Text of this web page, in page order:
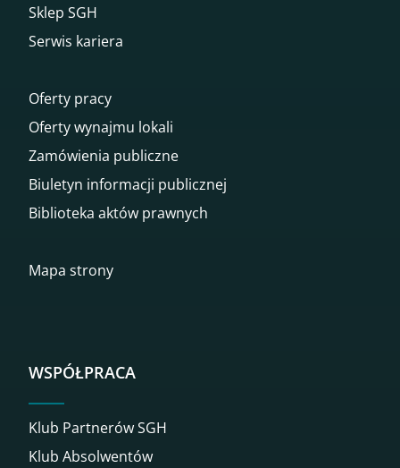
Sklep SGH
Serwis kariera
Oferty pracy
Oferty wynajmu lokali
Zamówienia publiczne
Biuletyn informacji publicznej
Biblioteka aktów prawnych
Mapa strony
WSPÓŁPRACA
Klub Partnerów SGH
Klub Absolwentów